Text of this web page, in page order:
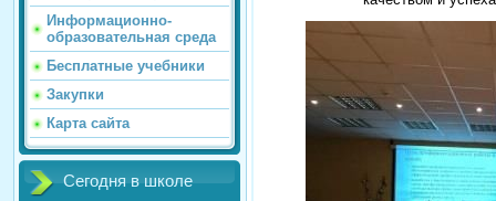
Информационно-
образовательная среда
Бесплатные учебники
Закупки
Карта сайта
Сегодня в школе